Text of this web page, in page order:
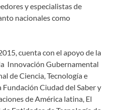
y especialistas de
nacionales como
cuenta con el apoyo de la
Innovación Gubernamental
de Ciencia, Tecnología e
Fundación Ciudad del Saber y
de América latina, El